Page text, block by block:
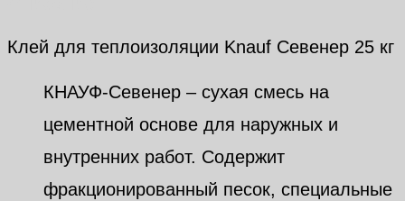
Клей для теплоизоляции Knauf Севенер 25 кг
КНАУФ-Севенер – сухая смесь на
цементной основе для наружных и
внутренних работ. Содержит
фракционированный песок, специальные